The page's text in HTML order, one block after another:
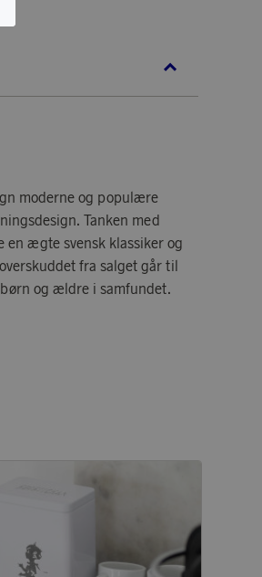
moderne og populære
Tanken med
en ægte svensk klassiker og
fra salget går til
og ældre i samfundet.